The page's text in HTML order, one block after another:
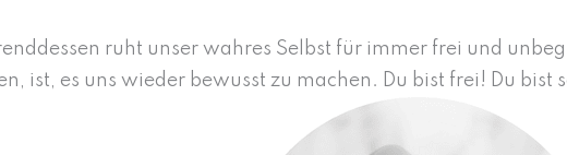
ruht unser wahres Selbst für immer frei und
ist, es uns wieder bewusst zu machen. Du bist frei! Du bist